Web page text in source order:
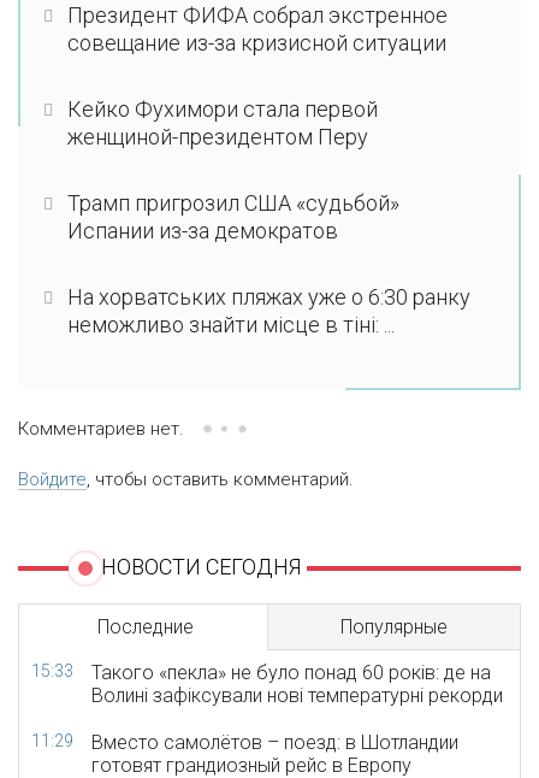
Президент ФИФА собрал экстренное
совещание из-за кризисной ситуации
Кейко Фухимори стала первой
женщиной-президентом Перу
Трамп пригрозил США «судьбой»
Испании из-за демократов
На хорватських пляжах уже о 6:30 ранку
неможливо знайти місце в тіні: ...
Комментариев нет.
Войдите, чтобы оставить комментарий.
НОВОСТИ СЕГОДНЯ
Последние Популярные
15:33
Такого «пекла» не було понад 60 років: де на
Волині зафіксували нові температурні рекорди
11:29
Вместо самолётов – поезд: в Шотландии
готовят грандиозный рейс в Европу